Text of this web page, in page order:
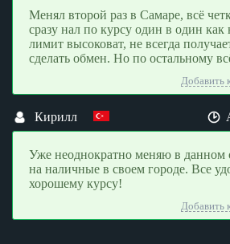
Менял второй раз в Самаре, всё
сразу нал по курсу один в один как
лимит высоковат, не всегда
сделать обмен. Но по остальному
Добавить
Кирилл
Уже неоднократно меняю в данном
на наличные в своем городе. Все
хорошему курсу!
Добавить